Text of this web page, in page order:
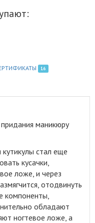
16
маникюру
кутикулы стал еще
кусачки,
ложе, и через
отодвинуть
компоненты,
обладают
ногтевое ложе, а